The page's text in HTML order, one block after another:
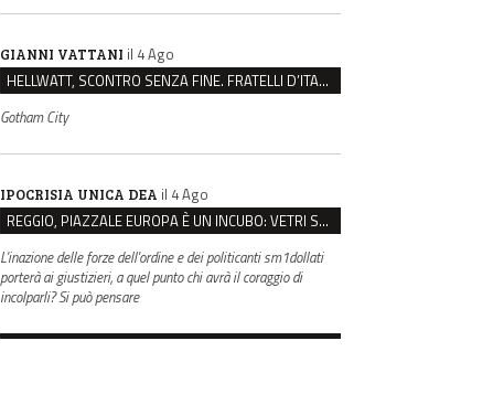
GIANNI VATTANI il 4 Ago
HELLWATT, SCONTRO SENZA FINE. FRATELLI D’ITALIA: “MILANI PORTA DOCUMENTI, DE FRANCO INSULTI”
Gotham City
IPOCRISIA UNICA DEA il 4 Ago
REGGIO, PIAZZALE EUROPA È UN INCUBO: VETRI SPACCATI E FURTI SULLE AUTO IN SOSTA
L'inazione delle forze dell'ordine e dei politicanti sm1dollati
porterà ai giustizieri, a quel punto chi avrà il coraggio di
incolparli? Si può pensare